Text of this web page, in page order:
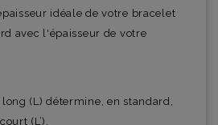
idéale de votre bracelet
avec l'épaisseur de votre
(L) détermine, en standard,
(L’).